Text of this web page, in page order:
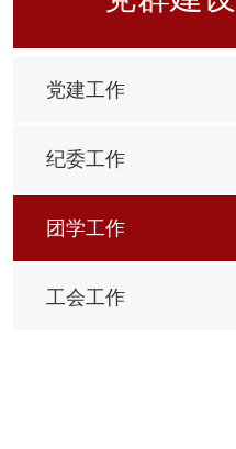
党建工作
纪委工作
团学工作
工会工作